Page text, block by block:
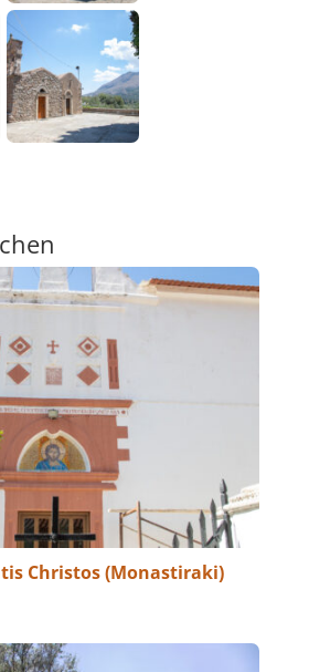
Christos (Monastiraki)